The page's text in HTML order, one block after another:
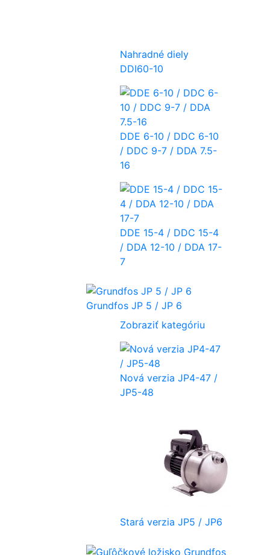
Nahradné diely
DDI60-10
DDE 6-10 / DDC 6-10
/ DDC 9-7 / DDA 7.5-
16
DDE 15-4 / DDC 15-4
/ DDA 12-10 / DDA 17-
7
Grundfos JP 5 / JP 6
Zobraziť kategóriu
Nová verzia JP4-47 /
JP5-48
Stará verzia JP5 / JP6